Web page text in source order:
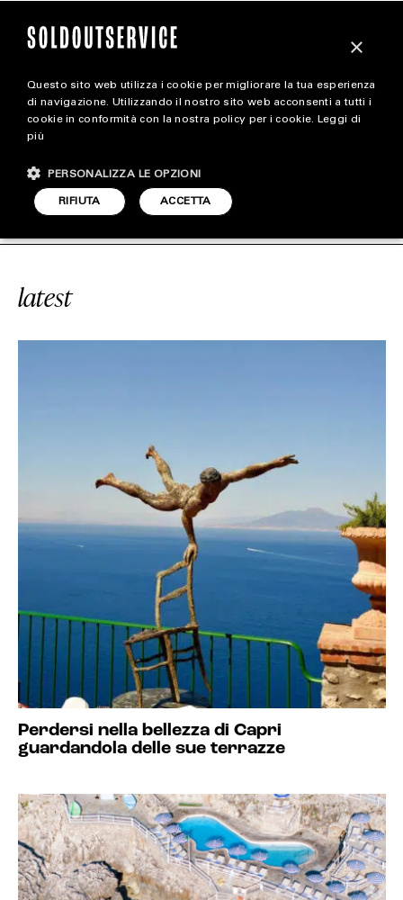
magazine
STYLE
FOOTWEAR
#CAPRI SOLDOUTSERVICE
latest
Perdersi nella bellezza di Capri
guardandola delle sue terrazze
×
Questo sito web utilizza i cookie per migliorare la tua esperienza
di navigazione. Utilizzando il nostro sito web acconsenti a tutti i
cookie in conformità con la nostra policy per i cookie. Leggi di
più
ACCETTA
RIFIUTA
PERSONALIZZA LE OPZIONI